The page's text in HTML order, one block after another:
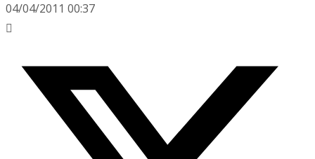
04/04/2011 00:37